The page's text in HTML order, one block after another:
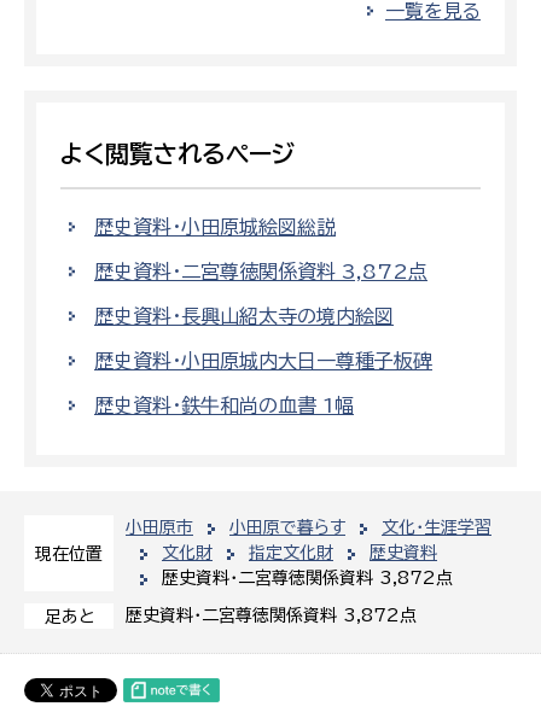
現在位置
小田原市 小田原で暮らす
文化・生涯学習
文化財
指定文化財
歴史資料
歴史資料・二宮尊徳関係資料 3,872点
足あと 歴史資料・二宮尊徳関係資料 3,872点
一覧を見る
よく閲覧されるページ
歴史資料・小田原城絵図総説
歴史資料・二宮尊徳関係資料 3,872点
歴史資料・長興山紹太寺の境内絵図
歴史資料・小田原城内大日一尊種子板碑
歴史資料・鉄牛和尚の血書 1幅